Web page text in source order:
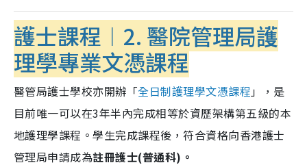
護士課程︱2. 醫院管理局護
理學專業文憑課程
醫管局護士學校亦開辦「全日制護理學文憑課程」，是
目前唯一可以在3年半內完成相等於資歷架構第五級的本
地護理學課程。學生完成課程後，符合資格向香港護士
管理局申請成為註冊護士(普通科)。